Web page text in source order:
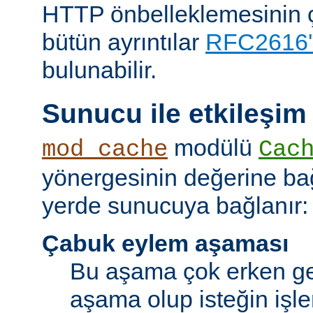
HTTP önbelleklemesinin
bütün ayrıntılar
bulunabilir.
Sunucu ile etkileşim
mod_cache modülü
yönergesinin değerine
yerde sunucuya bağlanır:
Çabuk eylem aşaması
Bu aşama çok erken
aşama olup isteğin